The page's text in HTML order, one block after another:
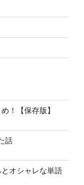
！【保存版】
話
オシャレな単語